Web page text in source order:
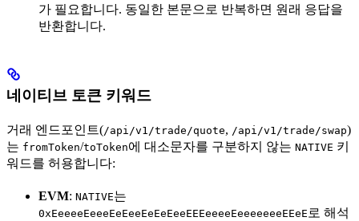
가 필요합니다. 동일한 본문으로 반복하면 원래 응답을
반환합니다.
네이티브 토큰 키워드
거래 엔드포인트(/api/v1/trade/quote, /api/v1/trade/swap)
는 fromToken/toToken에 대소문자를 구분하지 않는 NATIVE 키
워드를 허용합니다:
EVM: NATIVE는
0xEeeeeEeeeEeEeeEeEeEeeEEEeeeeEeeeeeeeEEeE 로 해석